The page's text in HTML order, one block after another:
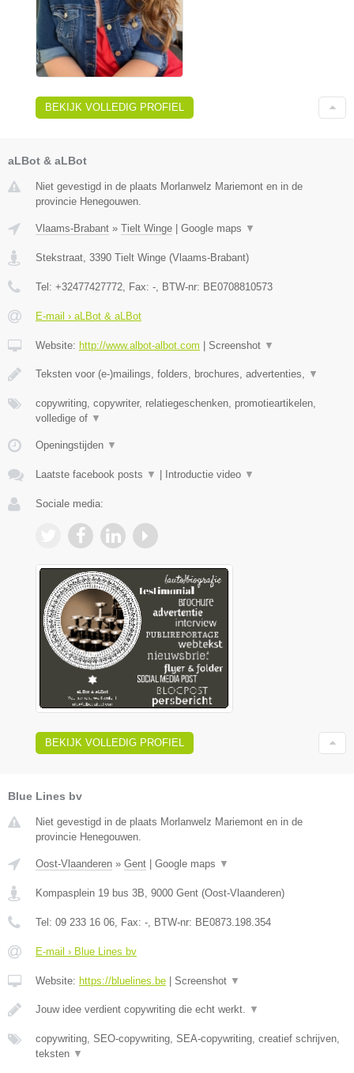
BEKIJK VOLLEDIG PROFIEL
aLBot & aLBot
Niet gevestigd in de plaats Morlanwelz Mariemont en in de
provincie Henegouwen.
Vlaams-Brabant » Tielt Winge Google maps ▼
Stekstraat, 3390 Tielt Winge (Vlaams-Brabant)
Tel: +32477427772, Fax: -, BTW-nr: BE0708810573
E-mail › aLBot & aLBot
Website: http://www.albot-albot.com Screenshot ▼
Teksten voor (e-)mailings, folders, brochures, advertenties, ▼
copywriting, copywriter, relatiegeschenken, promotieartikelen,
volledige of ▼
Openingstijden ▼
Laatste facebook posts ▼ Introductie video ▼
Sociale media:
BEKIJK VOLLEDIG PROFIEL
Blue Lines bv
Niet gevestigd in de plaats Morlanwelz Mariemont en in de
provincie Henegouwen.
Oost-Vlaanderen » Gent | Google maps ▼
Kompasplein 19 bus 3B 9000 Gent (Oost-Vlaanderen)
Tel: 09 233 16 06 , Fax: - , BTW-nr: BE0873.198.354
E-mail › Blue Lines bv
Website: https://bluelines.be | Screenshot ▼
Jouw idee verdient copywriting die echt werkt. ▼
copywriting, SEO-copywriting, SEA-copywriting, creatief schrijven,
teksten ▼